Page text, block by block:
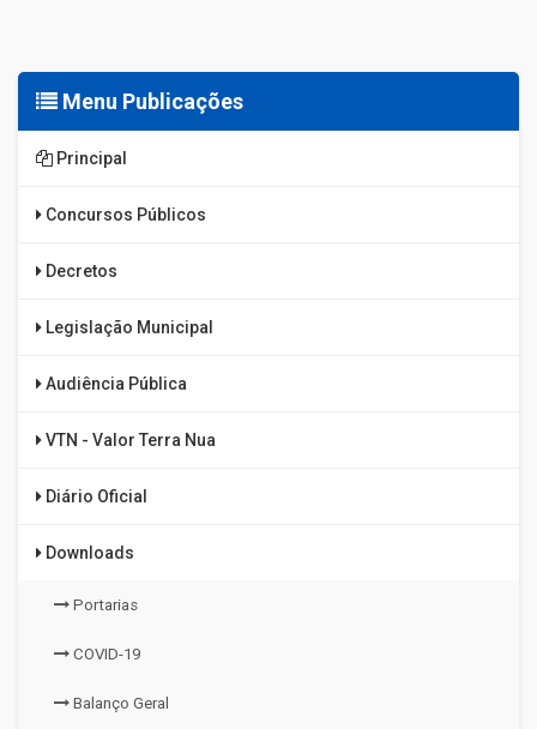
Menu Publicações
Principal
Concursos Públicos
Decretos
Legislação Municipal
Audiência Pública
VTN - Valor Terra Nua
Diário Oficial
Downloads
Portarias
COVID-19
Balanço Geral